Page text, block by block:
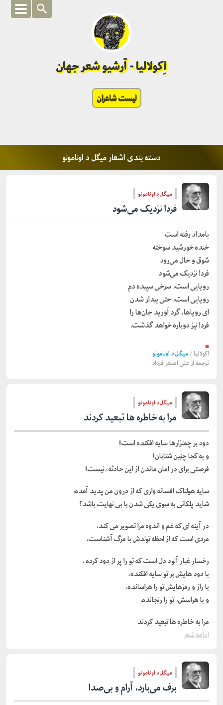
اِکولالیا - آرشیو شعر جهان
لیست شاعران
دسته بندی اشعار میگل د اونامونو
میگل د اونامونو
فردا نزدیک می‌شود
بامداد رفته است
خنده خورشید سوخته
شوق و حال می‌رود
فردا نزدیک می‌شود
رویایی است، سرخی سپیده دم
رویایی است، حتی بیدار شدن
ای رویاها، گرد آورید جان‌ها را
فردا نیز دوباره خواهد گذشت.
■
اکولالیا/میگل د اونامونو
ترجمه ازعلی اصغر فرداد
میگل د اونامونو
مرا به خاطره ها تبعید کردند
دود بر چمنزارها سایه افکنده است!
و به کجا چنین شتابان!
فرصتی برای در امان ماندن از این حادثه ،نیست!
سایه هولناک افسانه واری که از درون من پدید آمده،
شاید پلکانی به سوی یکی شدن با بی نهایت باشد؟
در آینه ای که غم و اندوه مرا تصویر می کند،
مردی است که از لحظه تولدش با مرگ آشناست،
رخسار غبار آلود دل است که تو را پر از دود کرده ،
با دود هایش بر تو سایه افکنده،
با راز و رمزهایش تو را هراسانده،
و با هراسش، تو را رنجانده.
مرا به خاطره ها تبعید کردند
ادامه شعر
میگل د اونامونو
برف می‌بارد، آرام و بی‌صدا